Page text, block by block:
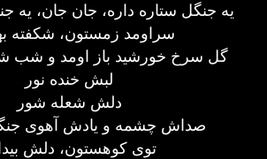
يه جنگل ستاره داره، جان جان، يه
سراومد زمستون، شکفته
گل سرخ خورشيد باز اومد و شب
لبش خنده نور
دلش شعله شور
صداش چشمه و يادش آهوی
توی کوهستون، دلش